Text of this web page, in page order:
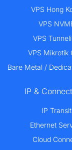
VPS Hong
VPS
VPS
VPS Mikrotik
Bare Metal /
IP &
IP Transit
Ethernet
Cloud